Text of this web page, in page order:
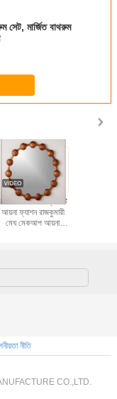
সেট, মার্জিত বাথরুম
গোলাপী ভ্যানিটি
আয়না ফ্যাশন রাজকুমারী
মেঘ মেকআপ আয়না
নীতি
CO.,LTD.